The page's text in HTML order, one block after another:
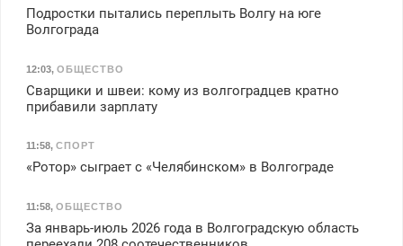
Подростки пытались переплыть Волгу на юге
Волгограда
12:03, ОБЩЕСТВО
Сварщики и швеи: кому из волгоградцев кратно
прибавили зарплату
11:58, СПОРТ
«Ротор» сыграет с «Челябинском» в Волгограде
11:58, ОБЩЕСТВО
За январь-июль 2026 года в Волгоградскую область